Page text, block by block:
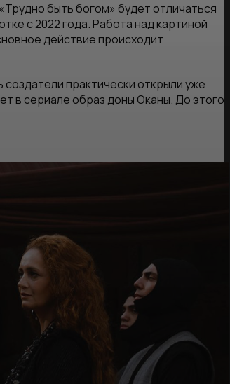
быть богом» будет отличаться
с 2022 года. Работа над картиной
действие происходит
практически открыли уже
в сериале образ доны Оканы. До этого